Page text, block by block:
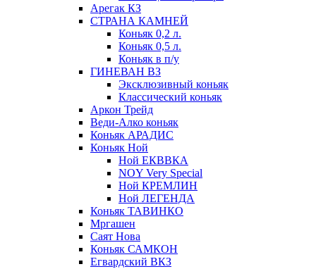
Арегак КЗ
СТРАНА КАМНЕЙ
Коньяк 0,2 л.
Коньяк 0,5 л.
Коньяк в п/у
ГИНЕВАН ВЗ
Эксклюзивный коньяк
Классический коньяк
Аркон Трейд
Веди-Алко коньяк
Коньяк АРАДИС
Коньяк Ной
Ной ЕКВВКА
NOY Very Special
Ной КРЕМЛИН
Ной ЛЕГЕНДА
Коньяк ТАВИНКО
Мргашен
Саят Нова
Коньяк САМКОН
Егвардский ВКЗ